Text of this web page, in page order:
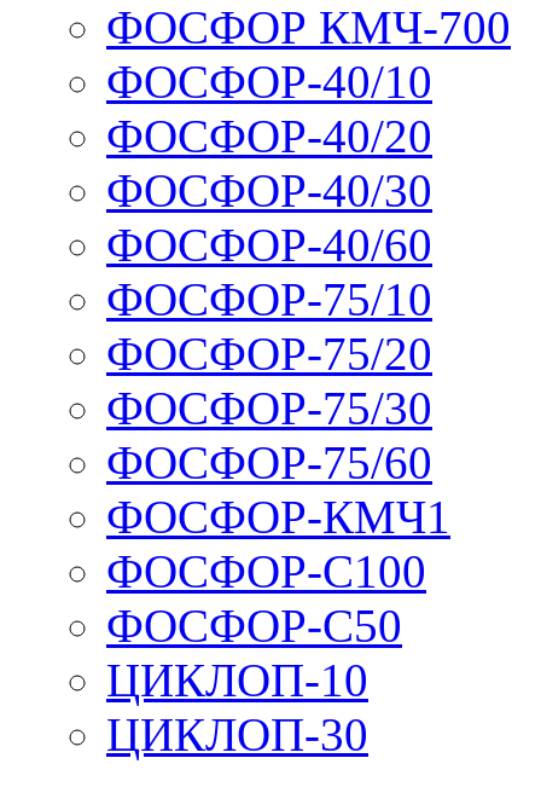
ФОСФОР КМЧ-700
ФОСФОР-40/10
ФОСФОР-40/20
ФОСФОР-40/30
ФОСФОР-40/60
ФОСФОР-75/10
ФОСФОР-75/20
ФОСФОР-75/30
ФОСФОР-75/60
ФОСФОР-КМЧ1
ФОСФОР-С100
ФОСФОР-С50
ЦИКЛОП-10
ЦИКЛОП-30